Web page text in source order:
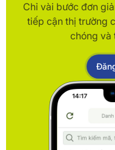
Chỉ vài bước đơn
tiếp cận thị trường
chóng và